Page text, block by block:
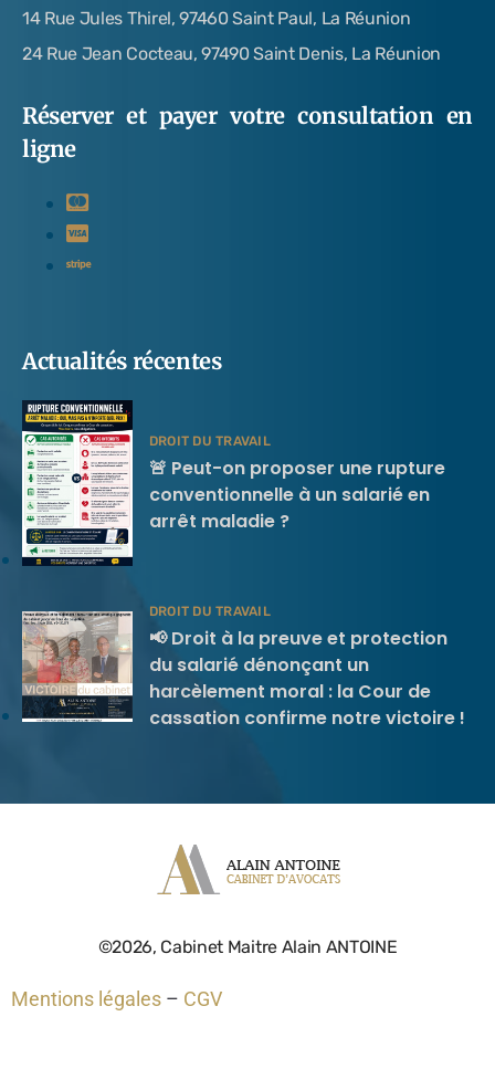
14 Rue Jules Thirel, 97460 Saint Paul, La Réunion
24 Rue Jean Cocteau, 97490 Saint Denis, La Réunion
Réserver et payer votre consultation en
ligne
Actualités récentes
DROIT DU TRAVAIL
🚨 Peut-on proposer une rupture
conventionnelle à un salarié en
arrêt maladie ?
DROIT DU TRAVAIL
📢 Droit à la preuve et protection
du salarié dénonçant un
harcèlement moral : la Cour de
cassation confirme notre victoire !
©2026, Cabinet Maitre Alain ANTOINE
Mentions légales – CGV